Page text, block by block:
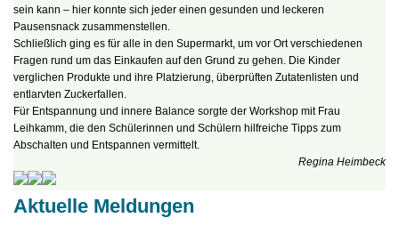
Aktuelle Meldungen
sein kann – hier konnte sich jeder einen gesunden und leckeren
Pausensnack zusammenstellen.
Schließlich ging es für alle in den Supermarkt, um vor Ort verschiedenen
Fragen rund um das Einkaufen auf den Grund zu gehen. Die Kinder
verglichen Produkte und ihre Platzierung, überprüften Zutatenlisten und
entlarvten Zuckerfallen.
Für Entspannung und innere Balance sorgte der Workshop mit Frau
Leihkamm, die den Schülerinnen und Schülern hilfreiche Tipps zum
Abschalten und Entspannen vermittelt.
Regina Heimbeck